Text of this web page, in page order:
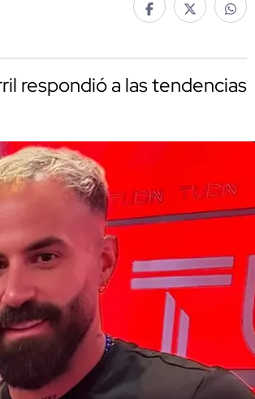
respondió a las tendencias